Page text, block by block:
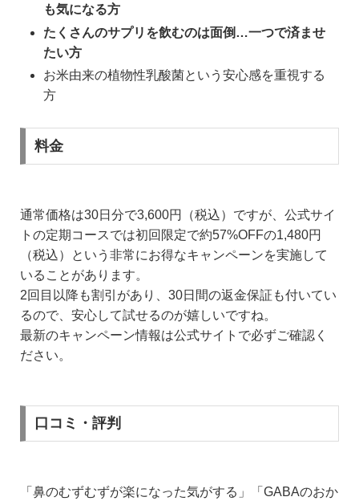
も気になる方
たくさんのサプリを飲むのは面倒…一つで済ませ
たい方
お米由来の植物性乳酸菌という安心感を重視する
方
料金
通常価格は30日分で3,600円（税込）ですが、公式サイ
トの定期コースでは初回限定で約57%OFFの1,480円
（税込）という非常にお得なキャンペーンを実施して
いることがあります。
2回目以降も割引があり、30日間の返金保証も付いてい
るので、安心して試せるのが嬉しいですね。
最新のキャンペーン情報は公式サイトで必ずご確認く
ださい。
口コミ・評判
「鼻のむずむずが楽になった気がする」「GABAのおか